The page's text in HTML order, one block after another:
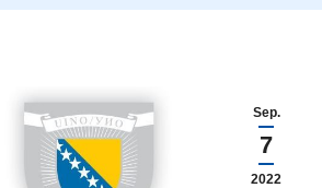
Sep.
7
2022